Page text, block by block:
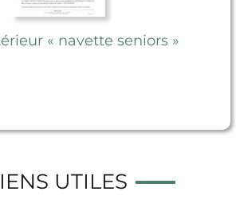
« navette seniors »
UTILES